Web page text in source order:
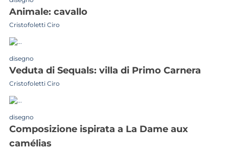
animale: cavallo
Cristofoletti Ciro
disegno
veduta di Sequals: villa di Primo Carnera
Cristofoletti Ciro
disegno
composizione ispirata a La Dame aux
camélias